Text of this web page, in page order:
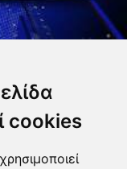
cookies
2026